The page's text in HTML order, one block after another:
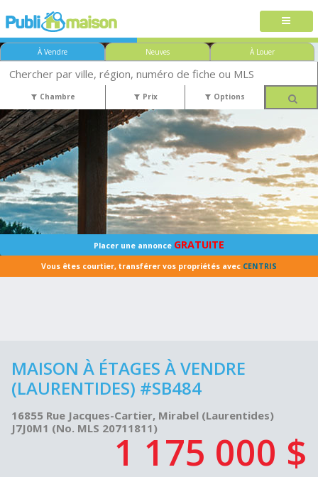
À Vendre Neuves À Louer
Chambre Prix Options
Placer une annonce GRATUITE
Vous êtes courtier, transférer vos propriétés avec CENTRIS
MAISON À ÉTAGES À VENDRE
(LAURENTIDES) #SB484
16855 Rue Jacques-Cartier, Mirabel (Laurentides)
J7J0M1 (No. MLS 20711811)1 175 000 $